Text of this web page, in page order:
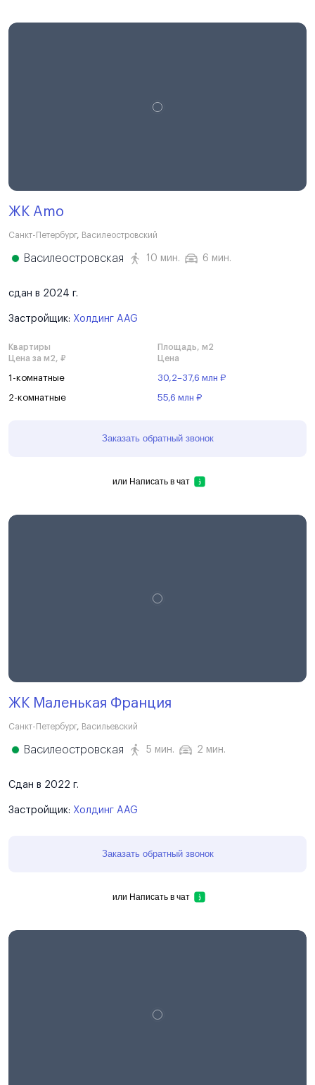
ЖК Amo
Санкт-Петербург, Василеостровский
Василеостровская 10 мин. 6 мин.
сдан в 2024 г.
Застройщик: Холдинг AAG
Квартиры
Площадь, м2
Цена за м2, ₽
Цена
1-комнатные 30,2–37,6 млн ₽
2-комнатные 55,6 млн ₽
Заказать обратный звонок
или Написать в чат
ЖК Маленькая Франция
Санкт-Петербург, Васильевский
Василеостровская 5 мин. 2 мин.
Сдан в 2022 г.
Застройщик: Холдинг AAG
Заказать обратный звонок
или Написать в чат